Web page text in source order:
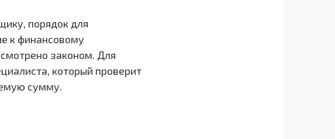
порядок для
к финансовому
законом. Для
который проверит
сумму.